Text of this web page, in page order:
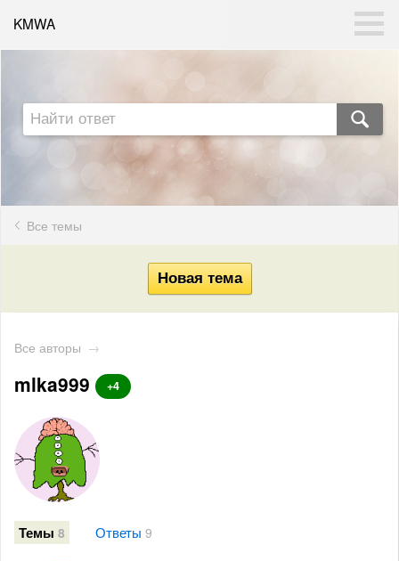
KMWA
Все темы
Все авторы →
mlka999 +4
Темы 8 Ответы 9